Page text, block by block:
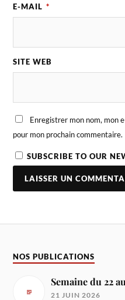
E-MAIL *
SITE WEB
Enregistrer mon nom, mon
pour mon prochain commentaire.
SUBSCRIBE TO OUR
NOS PUBLICATIONS
Semaine du 22
21 JUIN 2026